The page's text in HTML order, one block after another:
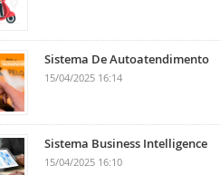
Sistema De Autoatendimento
15/04/2025 16:14
Sistema Business Intelligence
15/04/2025 16:10